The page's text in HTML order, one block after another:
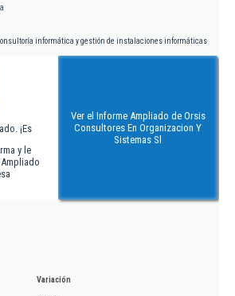
informática y gestión de instalaciones informáticas
¡Es
y le
Ver el Informe Ampliado de Orsis
Consultores En Organizacion Y
Sistemas Sl
Variación